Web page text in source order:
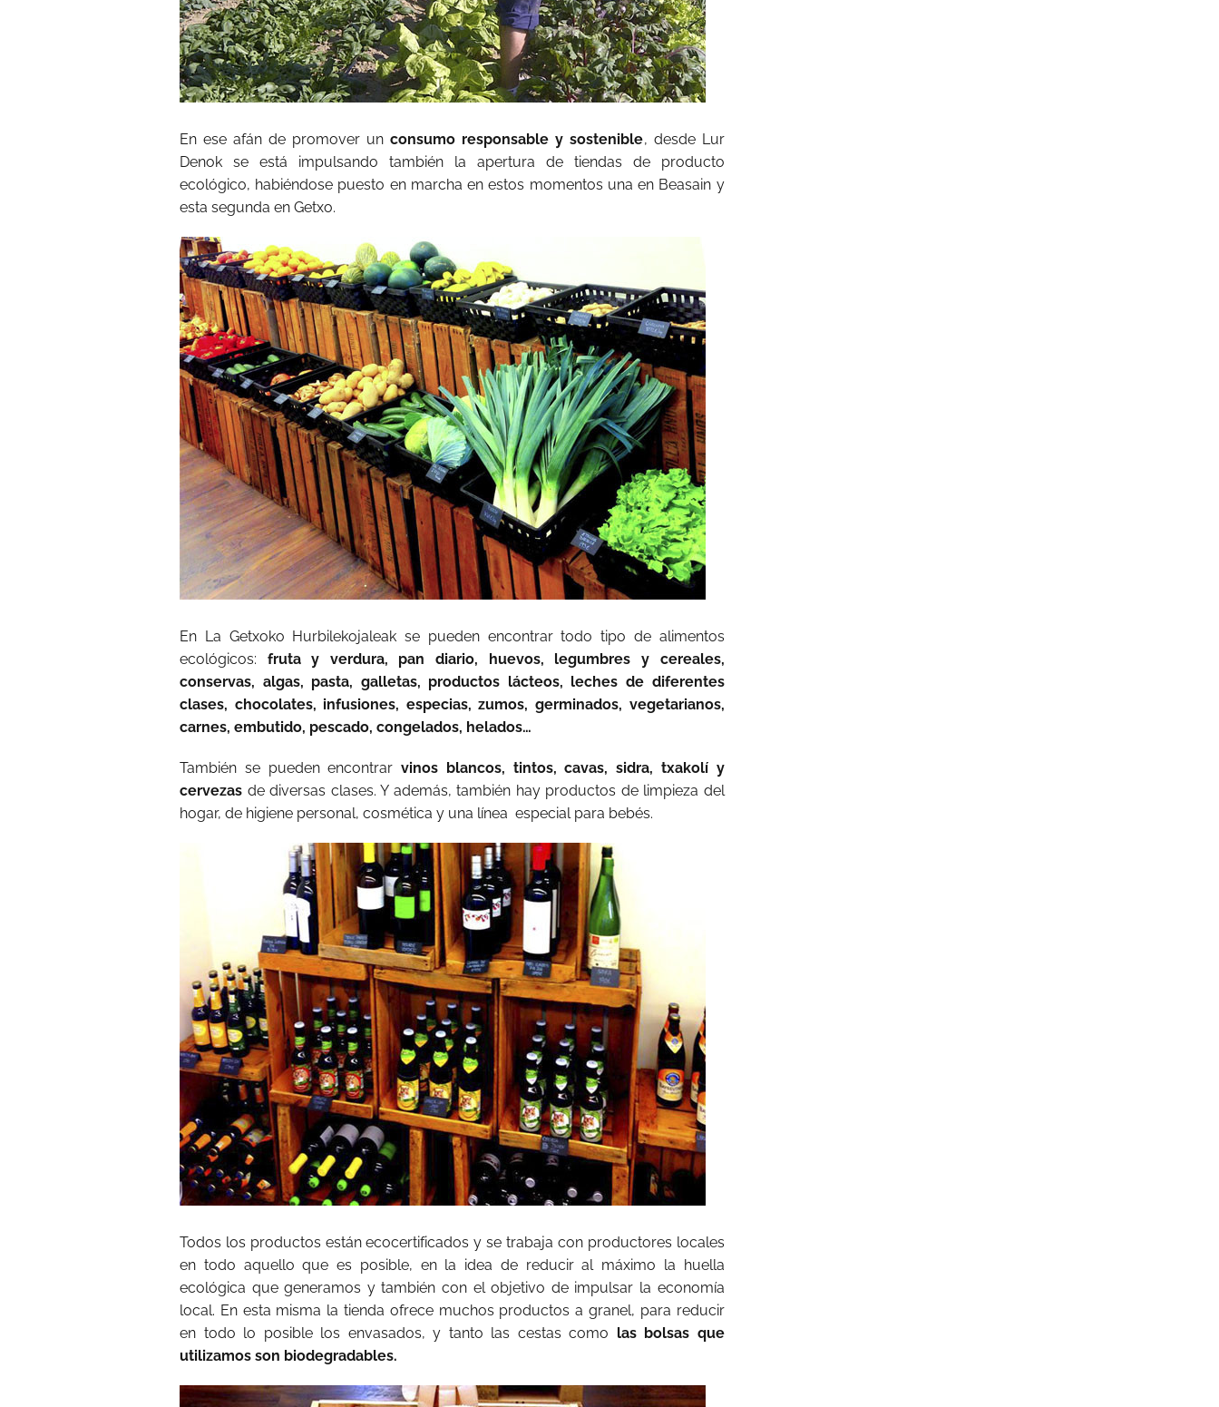
En ese afán de promover un consumo responsable y sostenible, desde Lur
Denok se está impulsando también la apertura de tiendas de producto
ecológico, habiéndose puesto en marcha en estos momentos una en Beasain y
esta segunda en Getxo.
En La Getxoko Hurbilekojaleak se pueden encontrar todo tipo de alimentos
ecológicos: fruta y verdura, pan diario, huevos, legumbres y cereales,
conservas, algas, pasta, galletas, productos lácteos, leches de diferentes
clases, chocolates, infusiones, especias, zumos, germinados, vegetarianos,
carnes, embutido, pescado, congelados, helados…
También se pueden encontrarvinos blancos, tintos, cavas, sidra, txakolí y
cervezas de diversas clases. Y además, también hay productos de limpieza del
hogar, de higiene personal, cosmética y una línea especial para bebés.
Todos los productos están ecocertificados y se trabaja con productores locales
en todo aquello que es posible, en la idea de reducir al máximo la huella
ecológica que generamos y también con el objetivo de impulsar la economía
local. En esta misma la tienda ofrece muchos productos a granel, para reducir
en todo lo posible los envasados, y tanto las cestas como las bolsas que
utilizamos son biodegradables.